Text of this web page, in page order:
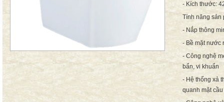
- Kích thước:
Tính năng sản
- Nắp thông
- Bề mặt nước
- Công nghệ
bẩn, vi khuẩn
- Hệ thống xả
quanh mặt